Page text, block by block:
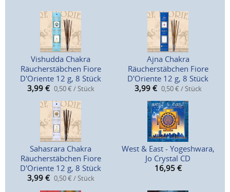
Vishudda Chakra
Räucherstäbchen Fiore
D'Oriente 12 g, 8 Stück
3,99 € 0,50 € / Stück
Ajna Chakra
Räucherstäbchen Fiore
D'Oriente 12 g, 8 Stück
3,99 € 0,50 € / Stück
Sahasrara Chakra
Räucherstäbchen Fiore
D'Oriente 12 g, 8 Stück
3,99 € 0,50 € / Stück
West & East - Yogeshwara,
Jo Crystal CD
16,95 €